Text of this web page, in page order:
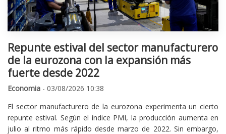
Repunte estival del sector manufacturero
de la eurozona con la expansión más
fuerte desde 2022
Economia - 03/08/2026 10:38
El sector manufacturero de la eurozona experimenta un cierto
repunte estival. Según el índice PMI, la producción aumenta en
julio al ritmo más rápido desde marzo de 2022. Sin embargo,